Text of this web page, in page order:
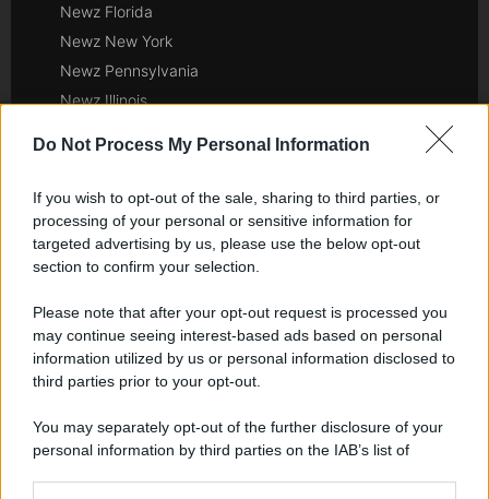
Do Not Process My Personal Information
If you wish to opt-out of the sale, sharing to third parties, or
processing of your personal or sensitive information for
targeted advertising by us, please use the below opt-out
section to confirm your selection.
Please note that after your opt-out request is processed you
may continue seeing interest-based ads based on personal
information utilized by us or personal information disclosed to
third parties prior to your opt-out.
You may separately opt-out of the further disclosure of your
personal information by third parties on the IAB’s list of
Newz Florida
Newz New York
Newz Pennsylvania
Newz Illinois
Hig Tech Mag
Scoop Mag
Lgbtqia News
Motors Magazine 365
Day Travel 365
Home Magazine 365
Cineverse Magazine
SecondHomeMagazine